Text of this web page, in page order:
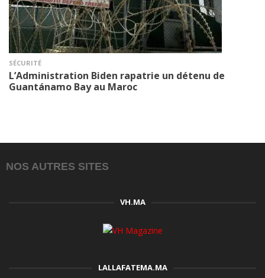
SÉCURITÉ
L’Administration Biden rapatrie un détenu de
Guantánamo Bay au Maroc
NOS AUTRES SITES
VH.MA
LALLAFATEMA.MA